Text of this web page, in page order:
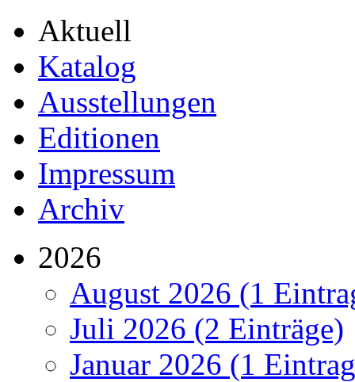
Aktuell
Katalog
Ausstellungen
Editionen
Impressum
Archiv
2026
August 2026 (1
Juli 2026 (2 Einträge)
Januar 2026 (1